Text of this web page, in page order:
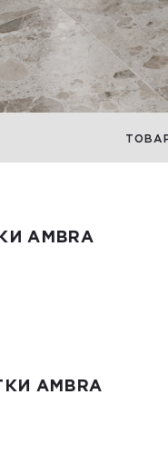
AMBRA
AMBRA